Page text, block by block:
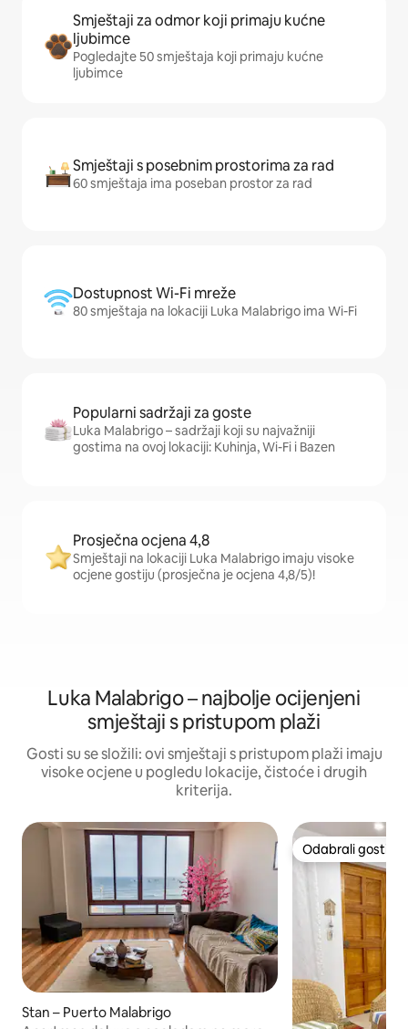
Smještaji za odmor koji primaju kućne
ljubimce
Pogledajte 50 smještaja koji primaju kućne
ljubimce
Smještaji s posebnim prostorima za rad
60 smještaja ima poseban prostor za rad
Dostupnost Wi-Fi mreže
80 smještaja na lokaciji Luka Malabrigo ima Wi-Fi
Popularni sadržaji za goste
Luka Malabrigo – sadržaji koji su najvažniji
gostima na ovoj lokaciji: Kuhinja, Wi-Fi i Bazen
Prosječna ocjena 4,8
Smještaji na lokaciji Luka Malabrigo imaju visoke
ocjene gostiju (prosječna je ocjena 4,8/5)!
Luka Malabrigo – najbolje ocijenjeni
smještaji s pristupom plaži
Gosti su se složili: ovi smještaji s pristupom plaži imaju
visoke ocjene u pogledu lokacije, čistoće i drugih
kriterija.
Stan – Puerto Malabrigo
Odabrali gosti
Odabrali gosti